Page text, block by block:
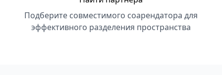
Подберите совместимого соарендатора для
эффективного разделения пространства